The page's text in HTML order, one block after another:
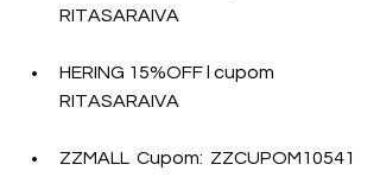
RITASARAIVA
HERING 15%OFF l cupom
RITASARAIVA
ZZMALL  Cupom:  ZZCUPOM10541